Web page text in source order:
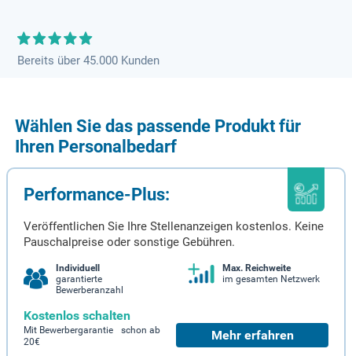
Bereits über 45.000 Kunden
Wählen Sie das passende Produkt für
Ihren Personalbedarf
Performance-Plus:
Veröffentlichen Sie Ihre Stellenanzeigen kostenlos. Keine
Pauschalpreise oder sonstige Gebühren.
Individuell
garantierte
Bewerberanzahl
Max. Reichweite
im gesamten Netzwerk
Kostenlos schalten
Mit Bewerbergarantie schon ab
20€
Mehr erfahren